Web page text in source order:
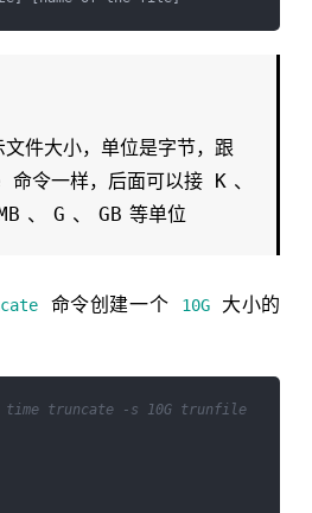
文件大小，单位是字节，跟
命令一样，后面可以接 K 、
、 G 、 GB 等单位
命令创建一个 10G
大小的
time truncate -s 10G trunfile